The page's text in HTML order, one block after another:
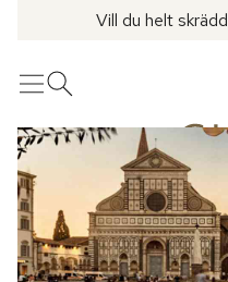
Vill du helt
MenyÖppna sök